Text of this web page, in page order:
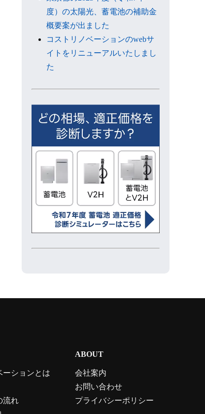
度）の太陽光、蓄電池の補助金
概要案が出ました
コストリノベーションのwebサ
イトをリニューアルいたしまし
た
ーションとは
流れ
ABOUT
会社案内
お問い合わせ
プライバシーポリシー